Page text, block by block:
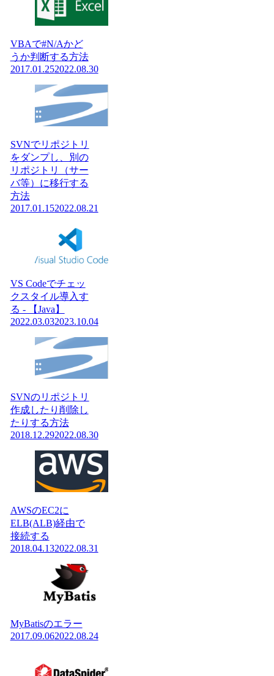
VBAで#N/Aかど
うか判断する方法
2017.01.252022.08.30
SVNでリポジトリ
をダンプし、別の
リポジトリ（サー
バ等）に移行する
方法
2017.01.152022.08.21
VS Codeでチェッ
クスタイル導入す
る - 【Java】
2022.03.032023.10.04
SVNのリポジトリ
作成したり削除し
たりする方法
2018.12.292022.08.30
AWSのEC2に
ELB(ALB)経由で
接続する
2018.04.132022.08.31
MyBatisのエラー
2017.09.062022.08.24